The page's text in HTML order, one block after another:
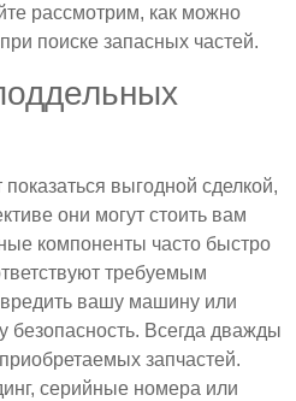
рассмотрим, как можно
поиске запасных частей.
выгодной сделкой,
они могут стоить вам
компоненты часто быстро
требуемым
вашу машину или
безопасность. Всегда дважды
запчастей.
серийные номера или